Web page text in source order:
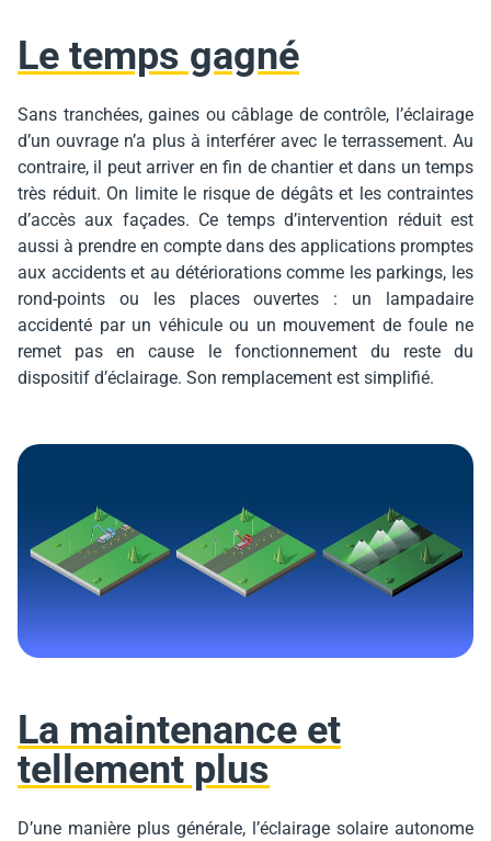
Le temps gagné
Sans tranchées, gaines ou câblage de contrôle, l’éclairage
d’un ouvrage n’a plus à interférer avec le terrassement. Au
contraire, il peut arriver en fin de chantier et dans un temps
très réduit. On limite le risque de dégâts et les contraintes
d’accès aux façades. Ce temps d’intervention réduit est
aussi à prendre en compte dans des applications promptes
aux accidents et au détériorations comme les parkings, les
rond-points ou les places ouvertes : un lampadaire
accidenté par un véhicule ou un mouvement de foule ne
remet pas en cause le fonctionnement du reste du
dispositif d’éclairage. Son remplacement est simplifié.
La maintenance et
tellement plus
D’une manière plus générale, l’éclairage solaire autonome